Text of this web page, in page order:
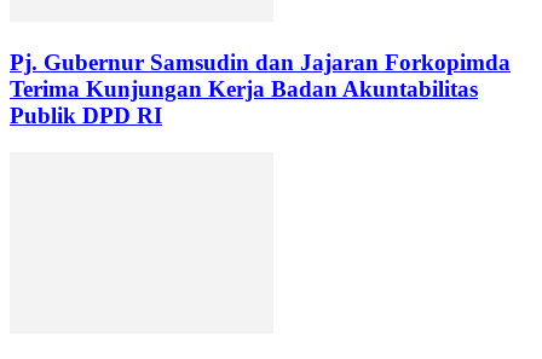
Pj. Gubernur Samsudin dan Jajaran Forkopimda
Terima Kunjungan Kerja Badan Akuntabilitas
Publik DPD RI